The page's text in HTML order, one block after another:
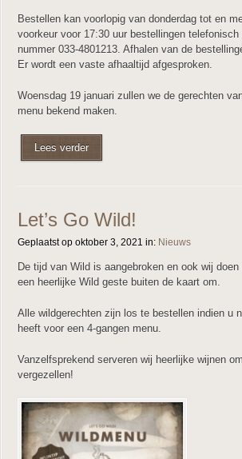
Bestellen kan voorlopig van donderdag tot en
voorkeur voor 17:30 uur bestellingen telefonisch
nummer 033-4801213. Afhalen van de
Er wordt een vaste afhaaltijd afgesproken.
Woensdag 19 januari zullen we de gerechten
menu bekend maken.
Lees verder
Let’s Go Wild!
Geplaatst op oktober 3, 2021 in: Nieuws
De tijd van Wild is aangebroken en ook wij
een heerlijke Wild geste buiten de kaart om.
Alle wildgerechten zijn los te bestellen indien u
heeft voor een 4-gangen menu.
Vanzelfsprekend serveren wij heerlijke wijnen
vergezellen!